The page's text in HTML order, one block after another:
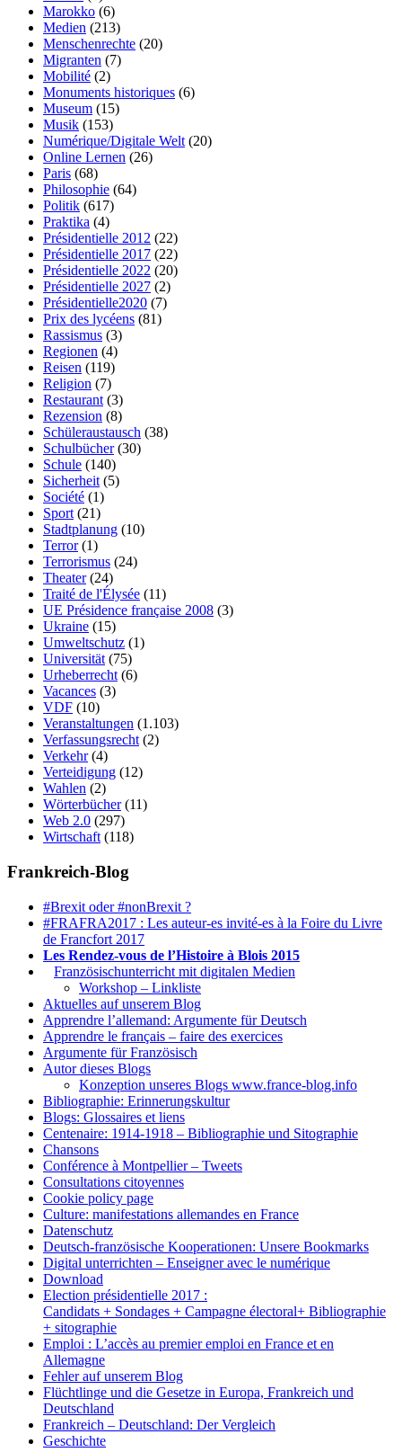
Marokko (6)
Medien (213)
Menschenrechte (20)
Migranten (7)
Mobilité (2)
Monuments historiques (6)
Museum (15)
Musik (153)
Numérique/Digitale Welt(20)
Online Lernen (26)
Paris (68)
Philosophie (64)
Politik (617)
Praktika (4)
Présidentielle 2012 (22)
Présidentielle 2017 (22)
Présidentielle 2022 (20)
Présidentielle 2027 (2)
Présidentielle2020 (7)
Prix des lycéens (81)
Rassismus (3)
Regionen (4)
Reisen (119)
Religion (7)
Restaurant(3)
Rezension (8)
Schüleraustausch (38)
Schulbücher(30)
Schule (140)
Sicherheit(5)
Société (1)
Sport(21)
Stadtplanung (10)
Terror(1)
Terrorismus (24)
Theater(24)
Traité de l'Élysée (11)
UE Présidence française 2008 (3)
Ukraine (15)
Umweltschutz (1)
Universität(75)
Urheberrecht(6)
Vacances (3)
VDF (10)
Veranstaltungen (1.103)
Verfassungsrecht(2)
Verkehr(4)
Verteidigung (12)
Wahlen (2)
Wörterbücher(11)
Web 2.0 (297)
Wirtschaft(118)
Frankreich-Blog
#Brexit oder #nonBrexit ?
#FRAFRA2017 : Les auteur-es invité-es à la Foire du Livre
de Francfort 2017
Les Rendez-vous de l’Histoire à Blois 2015
Französischunterricht mit digitalen Medien
Workshop – Linkliste
Aktuelles auf unserem Blog
Apprendre l’allemand: Argumente für Deutsch
Apprendre le français – faire des exercices
Argumente für Französisch
Autor dieses Blogs
Konzeption unseres Blogs www.france-blog.info
Bibliographie: Erinnerungskultur
Blogs: Glossaires et liens
Centenaire: 1914-1918 – Bibliographie und Sitographie
Chansons
Conférence à Montpellier – Tweets
Consultations citoyennes
Cookie policy page
Culture: manifestations allemandes en France
Datenschutz
Deutsch-französische Kooperationen: Unsere Bookmarks
Digital unterrichten – Enseigner avec le numérique
Download
Election présidentielle 2017 :
Candidats + Sondages + Campagne électoral+ Bibliographie
+ sitographie
Emploi : L’accès au premier emploi en France et en
Allemagne
Fehler auf unserem Blog
Flüchtlinge und die Gesetze in Europa, Frankreich und
Deutschland
Frankreich – Deutschland: Der Vergleich
Geschichte